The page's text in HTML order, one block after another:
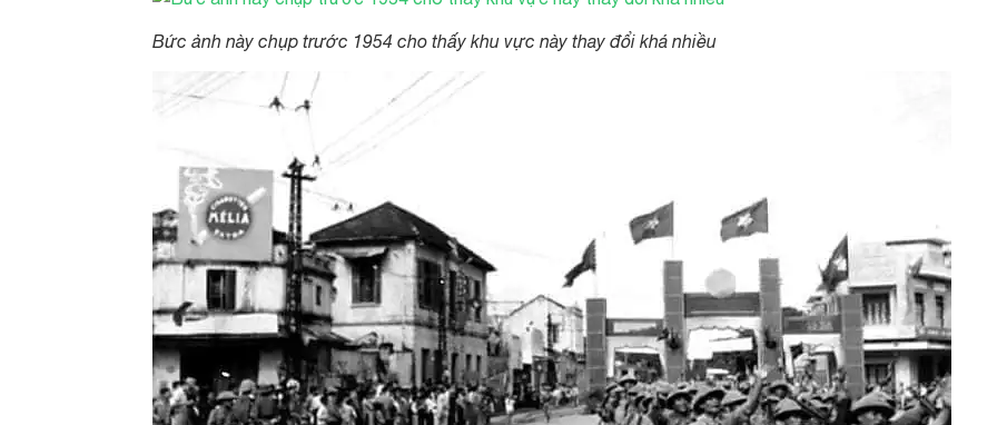
Bức ảnh này chụp trước 1954 cho thấy khu vực này thay đổi khá nhiều